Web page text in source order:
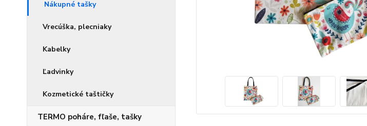
Nákupné tašky
Vrecúška, plecniaky
Kabelky
Ľadvinky
Kozmetické taštičky
TERMO poháre, fľaše, tašky